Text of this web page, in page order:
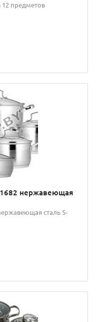
12 предметов
нержавеющая
сталь 5-